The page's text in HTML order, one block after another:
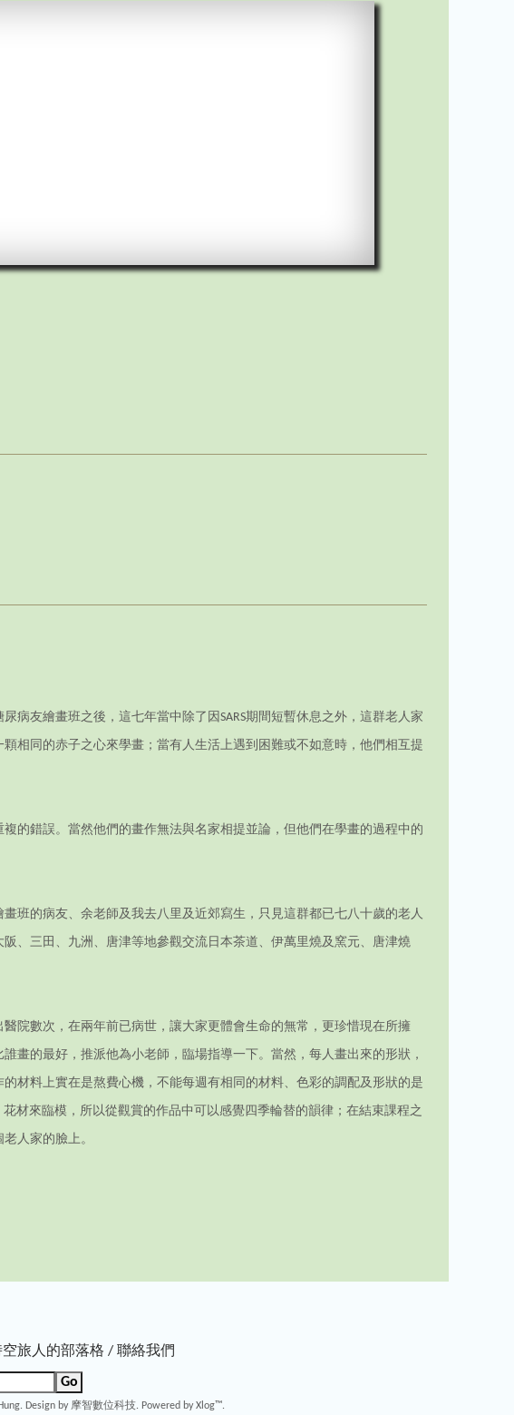
病友繪畫班之後，這七年當中除了因SARS期間短暫休息之外，這群老人家
相同的赤子之心來學畫；當有人生活上遇到困難或不如意時，他們相互提
的錯誤。當然他們的畫作無法與名家相提並論，但他們在學畫的過程中的
班的病友、余老師及我去八里及近郊寫生，只見這群都已七八十歲的老人
、三田、九洲、唐津等地參觀交流日本茶道、伊萬里燒及窯元、唐津燒
院數次，在兩年前已病世，讓大家更體會生命的無常，更珍惜現在所擁
畫的最好，推派他為小老師，臨場指導一下。當然，每人畫出來的形狀，
材料上實在是熬費心機，不能每週有相同的材料、色彩的調配及形狀的是
材來臨模，所以從觀賞的作品中可以感覺四季輪替的韻律；在結束課程之
人家的臉上。
空旅人的部落格 / 聯絡我們
. Design by 摩智數位科技. Powered byXlog™.